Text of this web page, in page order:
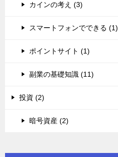
カインの考え (3)
スマートフォンでできる (1)
ポイントサイト (1)
副業の基礎知識 (11)
投資 (2)
暗号資産 (2)